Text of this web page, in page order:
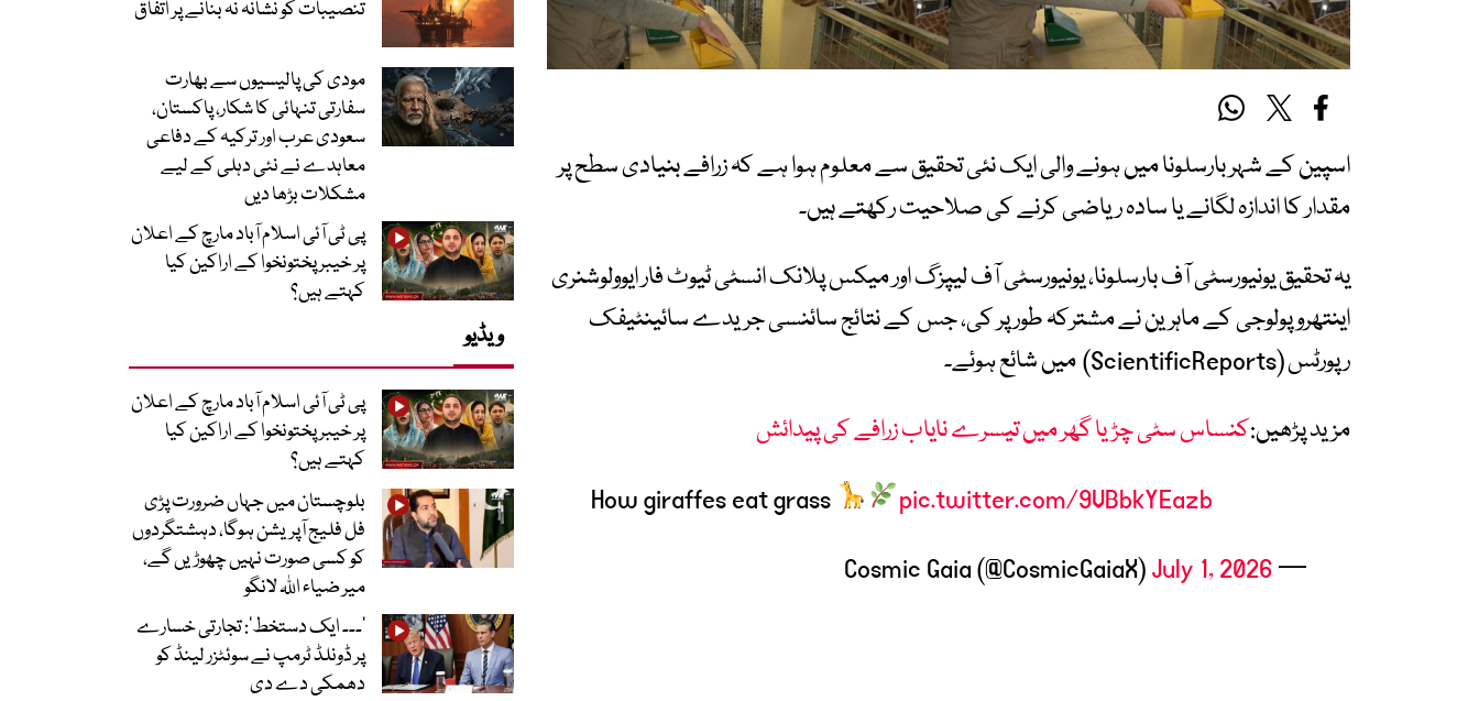
اسپین کے شہر بارسلونا میں ہونے والی ایک نئی تحقیق سے معلوم ہوا ہے کہ زرافے بنیادی سطح پر
مقدار کا اندازہ لگانے یا سادہ ریاضی کرنے کی صلاحیت رکھتے ہیں۔
یہ تحقیق یونیورسٹی آف بارسلونا، یونیورسٹی آف لیپزگ اور میکس پلانک انسٹی ٹیوٹ فار ایوولوشنری
اینتھروپولوجی کے ماہرین نے مشترکہ طور پر کی، جس کے نتائج سائنسی جریدے سائینٹیفک
رپورٹس (ScientificReports) میں شائع ہوئے۔
مزید پڑھیں:کنساس سٹی چڑیا گھر میں تیسرے نایاب زرافے کی پیدائش
How giraffes eat grass
pic.twitter.com/9VBbkYEazb
— Cosmic Gaia (@CosmicGaiaX)
July 1, 2026
تنصیبات کو نشانہ نہ بنانے پر اتفاق
مودی کی پالیسیوں سے بھارت
سفارتی تنہائی کا شکار، پاکستان،
سعودی عرب اور ترکیہ کے دفاعی
معاہدے نے نئی دہلی کے لیے
مشکلات بڑھا دیں
پی ٹی آئی اسلام آباد مارچ کے اعلان
پر خیبر پختونخوا کے اراکین کیا
کہتے ہیں؟
ویڈیو
پی ٹی آئی اسلام آباد مارچ کے اعلان
پر خیبر پختونخوا کے اراکین کیا
کہتے ہیں؟
بلوچستان میں جہاں ضرورت پڑی
فل فلیج آپریشن ہوگا، دہشتگردوں
کو کسی صورت نہیں چھوڑیں گے،
میر ضیاء اللہ لانگو
’۔۔۔ ایک دستخط‘: تجارتی خسارے
پر ڈونلڈ ٹرمپ نے سوئٹزر لینڈ کو
دھمکی دے دی